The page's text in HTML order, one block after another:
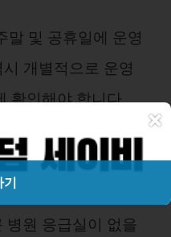
말 및 공휴일에 운영
개별적으로 운영
확인해야 합니다.
처 약국은 일요일
요?
병원 응급실이 없을
×
기